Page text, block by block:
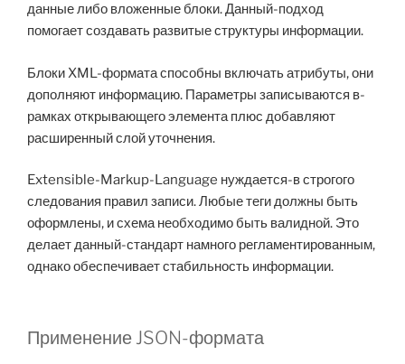
данные либо вложенные блоки. Данный-подход
помогает создавать развитые структуры информации.
Блоки XML-формата способны включать атрибуты, они
дополняют информацию. Параметры записываются в-
рамках открывающего элемента плюс добавляют
расширенный слой уточнения.
Extensible-Markup-Language нуждается-в строгого
следования правил записи. Любые теги должны быть
оформлены, и схема необходимо быть валидной. Это
делает данный-стандарт намного регламентированным,
однако обеспечивает стабильность информации.
Применение JSON-формата